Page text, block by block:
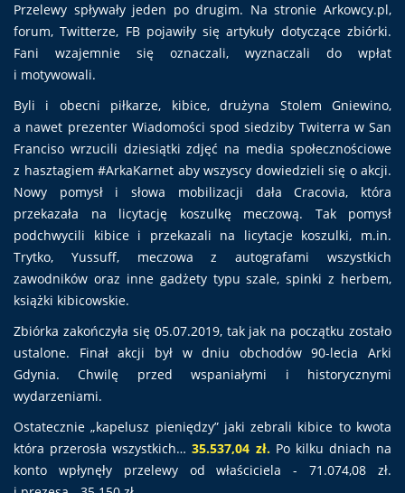
Przelewy spływały jeden po drugim. Na stronie Arkowcy.pl,
forum, Twitterze, FB pojawiły się artykuły dotyczące zbiórki.
Fani wzajemnie się oznaczali, wyznaczali do wpłat
i motywowali.
Byli i obecni piłkarze, kibice, drużyna Stolem Gniewino,
a nawet prezenter Wiadomości spod siedziby Twiterra w San
Franciso wrzucili dziesiątki zdjęć na media społecznościowe
z hasztagiem #ArkaKarnet aby wszyscy dowiedzieli się o akcji.
Nowy pomysł i słowa mobilizacji dała Cracovia, która
przekazała na licytację koszulkę meczową. Tak pomysł
podchwycili kibice i przekazali na licytacje koszulki, m.in.
Trytko, Yussuff, meczowa z autografami wszystkich
zawodników oraz inne gadżety typu szale, spinki z herbem,
książki kibicowskie.
Zbiórka zakończyła się 05.07.2019, tak jak na początku zostało
ustalone. Finał akcji był w dniu obchodów 90-lecia Arki
Gdynia. Chwilę przed wspaniałymi i historycznymi
wydarzeniami.
Ostatecznie „kapelusz pieniędzy” jaki zebrali kibice to kwota
która przerosła wszystkich…35.537,04 zł.Po kilku dniach na
konto wpłynęły przelewy od właściciela - 71.074,08 zł.